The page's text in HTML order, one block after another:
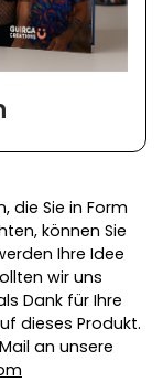
die Sie in Form
können Sie
Ihre Idee
wir uns
Dank für Ihre
dieses Produkt.
an unsere